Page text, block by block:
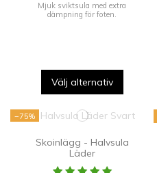
Mjuk sviktsula med extra
dämpning för foten.
Välj alternativ
−75%
Skoinlägg - Halvsula
Läder